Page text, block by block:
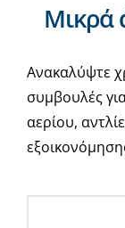
Νέα & άρθρα
Επικοινωνία
Μικρά
Ανακαλύψτε
συμβουλές
αερίου,